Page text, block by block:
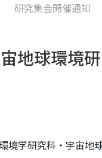
研究集会開催通知
地球環境
境学研究科・宇宙地